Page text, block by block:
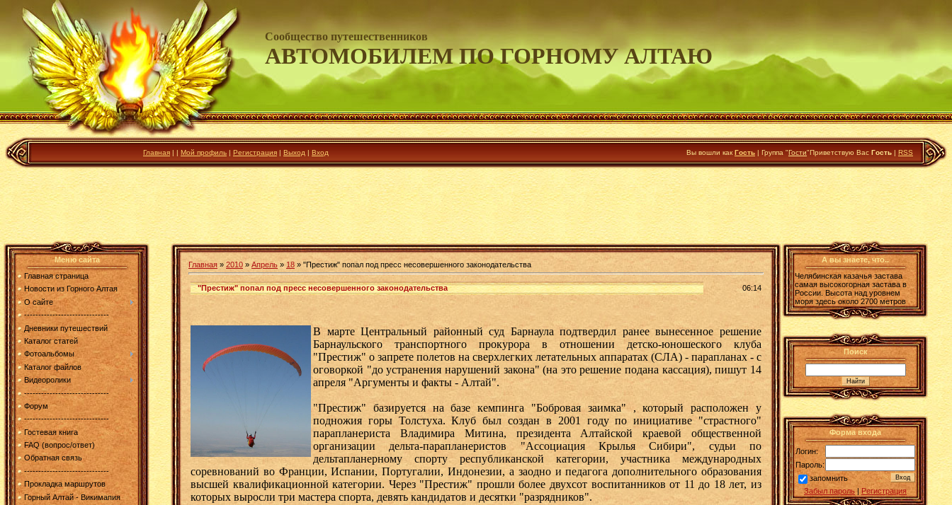
Сообщество путешественников
АВТОМОБИЛЕМ ПО ГОРНОМУ АЛТАЮ
Главная | | Мой профиль | Регистрация | Выход | Вход Вы вошли как Гость | Группа "Гости"Приветствую Вас Гость | RSS
Меню сайта
Главная страница
Новости из Горного Алтая
О сайте
------------------------------
Дневники путешествий
Каталог статей
Фотоальбомы
Каталог файлов
Видеоролики
------------------------------
Форум
------------------------------
Гостевая книга
FAQ (вопрос/ответ)
Обратная связь
------------------------------
Прокладка маршрутов
Горный Алтай - Викимапия
Главная » 2010 » Апрель » 18 » "Престиж" попал под пресс несовершенного законодательства
"Престиж" попал под пресс несовершенного законодательства 06:14
В марте Центральный районный суд Барнаула подтвердил ранее вынесенное решение
Барнаульского транспортного прокурора в отношении детско-юношеского клуба
"Престиж" о запрете полетов на сверхлегких летательных аппаратах (СЛА) - парапланах - с
оговоркой "до устранения нарушений закона" (на это решение подана кассация), пишут 14
апреля "Аргументы и факты - Алтай".
"Престиж" базируется на базе кемпинга "Бобровая заимка" , который расположен у
подножия горы Толстуха. Клуб был создан в 2001 году по инициативе "страстного"
парапланериста Владимира Митина, президента Алтайской краевой общественной
организации дельта-парапланеристов "Ассоциация Крылья Сибири", судьи по
дельтапланерному спорту республиканской категории, участника международных
соревнований во Франции, Испании, Португалии, Индонезии, а заодно и педагога дополнительного образования
высшей квалификационной категории. Через "Престиж" прошли более двухсот воспитанников от 11 до 18 лет, из
которых выросли три мастера спорта, девять кандидатов и десятки "разрядников".
А вы знаете, что..
Челябинская казачья застава
самая высокогорная застава в
России. Высота над уровнем
моря здесь около 2700 метров
Поиск
Форма входа
Логин:
Пароль:
запомнить
Забыл пароль | Регистрация